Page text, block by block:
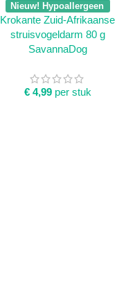
Nieuw! Hypoallergeen
Krokante Zuid-Afrikaanse
struisvogeldarm 80 g
SavannaDog
€4,99 per stuk